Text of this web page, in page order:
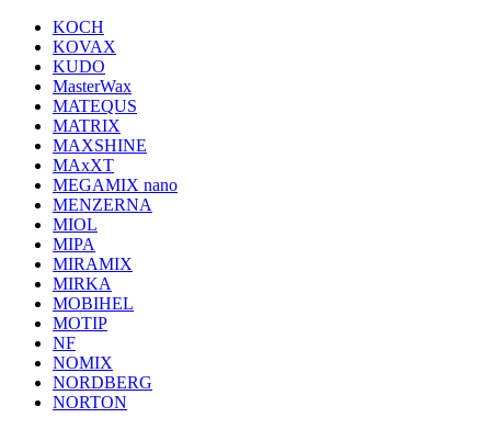
KOCH
KOVAX
KUDO
MasterWax
MATEQUS
MATRIX
MAXSHINE
MAxXT
MEGAMIX nano
MENZERNA
MIOL
MIPA
MIRAMIX
MIRKA
MOBIHEL
MOTIP
NF
NOMIX
NORDBERG
NORTON